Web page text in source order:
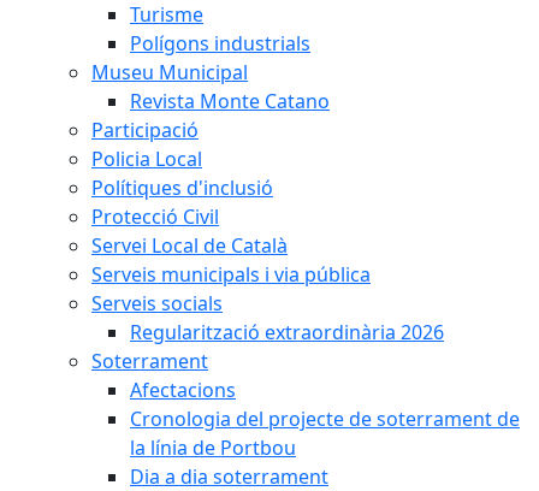
Turisme
Polígons industrials
Museu Municipal
Revista Monte Catano
Participació
Policia Local
Polítiques d'inclusió
Protecció Civil
Servei Local de Català
Serveis municipals i via pública
Serveis socials
Regularització extraordinària 2026
Soterrament
Afectacions
Cronologia del projecte de soterrament de
la línia de Portbou
Dia a dia soterrament